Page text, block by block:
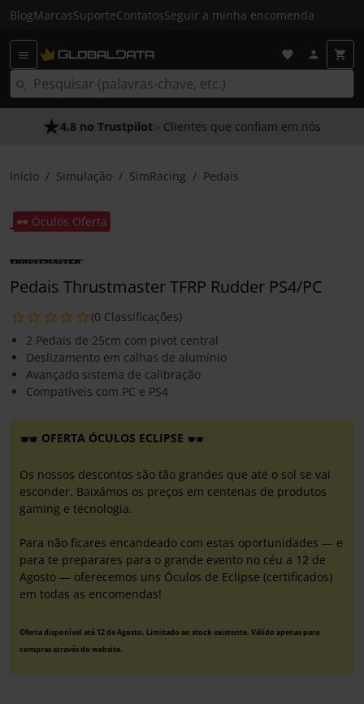
BlogMarcasSuporteContatosSeguir a minha encomenda
4.8 no Trustpilot - Clientes que confiam em nós
Início Simulação SimRacing Pedais
🕶️ Óculos Oferta
Pedais Thrustmaster TFRP Rudder PS4/PC
(0 Classificações)
2 Pedais de 25cm com pivot central
Deslizamento em calhas de alumínio
Avançado sistema de calibração
Compatíveis com PC e PS4
OFERTA ÓCULOS ECLIPSE
Os nossos descontos são tão grandes que até o sol se vai
esconder. Baixámos os preços em centenas de produtos
gaming e tecnologia.
Para não ficares encandeado com estas oportunidades — e
para te preparares para o grande evento no céu a 12 de
Agosto — oferecemos uns Óculos de Eclipse (certificados)
em todas as encomendas!
Oferta disponível até 12 de Agosto. Limitado ao stock existente. Válido apenas para
compras através do website.